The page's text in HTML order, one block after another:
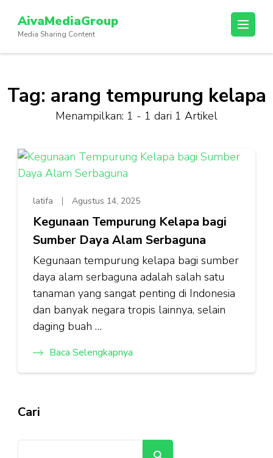
konten
(Tekan
AivaMediaGroup
Media Sharing Content
Tag: arang tempurung kelapa
Menampilkan: 1 - 1 dari 1 Artikel
latifa Agustus 14, 2025
Kegunaan Tempurung Kelapa bagi
Sumber Daya Alam Serbaguna
Kegunaan tempurung kelapa bagi sumber
daya alam serbaguna adalah salah satu
tanaman yang sangat penting di Indonesia
dan banyak negara tropis lainnya, selain
daging buah …
Baca Selengkapnya
Cari